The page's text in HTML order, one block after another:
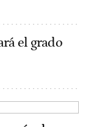
el grado